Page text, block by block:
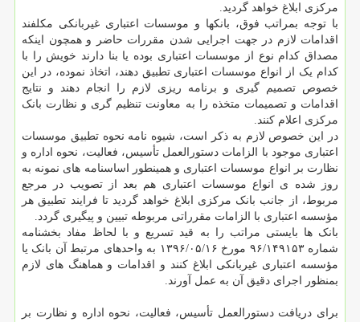
مرکزی ابلاغ خواهد گردید.
با توجه بمراتب فوق، بانکها و موسسات اعتباری غیربانکی مکلفند
اقدامات لازم در جهت اجرایی شدن مقررات حاضر و همچون اینکه
مصداق کدام نوع از موسسات اعتباری بوده یا بنا دارند خویش را با
کدام یک از انواع موسسات اعتباری تطبیق دهند، اتخاذ نموده، در این
خصوص تصمیم گیری و برنامه ریزی لازم را انجام دهند و نتایج
اقدامات و تصمیمات متخذه را به معاونت تنظیم گری و نظارت بانک
مرکزی اعلام کنند.
در این خصوص لازم به ذکر است، شیوه نامه نحوه تطبیق موسسات
اعتباری موجود با الزامات دستورالعمل تأسیس، فعالیت، نحوه اداره و
نظارت بر انواع موسسات اعتباری و همینطور اساسنامه های نمونه به
روز شده ی انواع موسسات اعتباری هم بعد از تصویب در مرجع
مربوط، از جانب بانک مرکزی ابلاغ خواهد گردید تا فرایند تطبیق هر
مؤسسه اعتباری با الزامات مقرراتی مربوطه تبیین و پیگیری گردد.
بانک ها بایستی مراتب را به قید تسریع و با لحاظ مفاد بخشنامه
شماره ۱۴۹۱۵۳‏‏/۹۶ مورخ ۱۶/‏۰۵/‏۱۳۹۶‬ به واحدهای مرتبط آن بانک یا
مؤسسه اعتباری غیربانکی ابلاغ کنند و اقدامات و هماهنگ های لازم
بمنظور اجرای دقیق آن به عمل آورند.‏‏
برای دریافت دستورالعمل تأسیس، فعالیت، نحوه اداره و نظارت بر